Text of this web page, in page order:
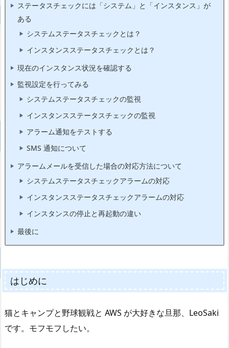
ステータスチェックには「システム」と「インスタンス」が
ある
システムステータスチェックとは？
インスタンスステータスチェックとは？
現在のインスタンス状況を確認する
監視設定を行ってみる
システムステータスチェックの監視
インスタンスステータスチェックの監視
アラーム通知をテストする
SMS 通知について
アラームメールを受信した場合の対応方法について
システムステータスチェックアラームの対応
インスタンスステータスチェックアラームの対応
インスタンスの停止と再起動の違い
最後に
はじめに
猫とキャンプと野球観戦と AWS が大好きな旦那、LeoSaki
です。モフモフしたい。